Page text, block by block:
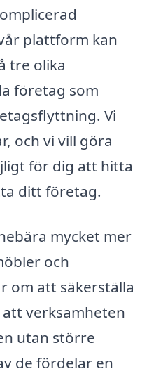
plattform kan
tre olika
företag som
Vi
och vi vill göra
för dig att hitta
ditt företag.
mycket mer
och
om att säkerställa
verksamheten
utan större
de fördelar en